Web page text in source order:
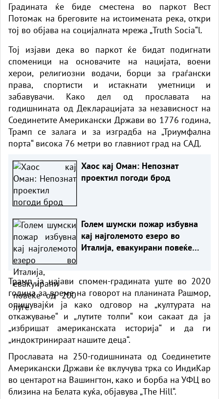
Градината ќе биде сместена во паркот Вест
Потомак на бреговите на истоимената река, откри
тој во објава на социјалната мрежа „Truth Socia“l.
Тој изјави дека во паркот ќе бидат подигнати
споменици на основачите на нацијата, воени
херои, религиозни водачи, борци за граѓански
права, спортисти и истакнати уметници и
забавувачи. Како дел од прославата на
годишнината од Декларацијата за независност на
Соединетите Американски Држави во 1776 година,
Трамп се залага и за изградба на „Триумфална
порта“ висока 76 метри во главниот град на САД.
Хаос кај Оман: Непознат
проектил погоди брод
Голем шумски пожар избувна
кај најголемото езеро во
Италија, евакуирани повеќе
Трамп ја најави спомен-градината уште во 2020
година за време на говорот на планината Рашмор,
опишувајќи ја како одговор на „културата на
откажување“ и „лутите толпи“ кои сакаат да ја
„избришат американската историја“ и да ги
„индоктринираат нашите деца“.
Прославата на 250-годишнината од Соединетите
Американски Држави ќе вклучува трка со ИндиКар
во центарот на Вашингтон, како и борба на УФЦ во
близина на Белата куќа, објавува „The Hill“.